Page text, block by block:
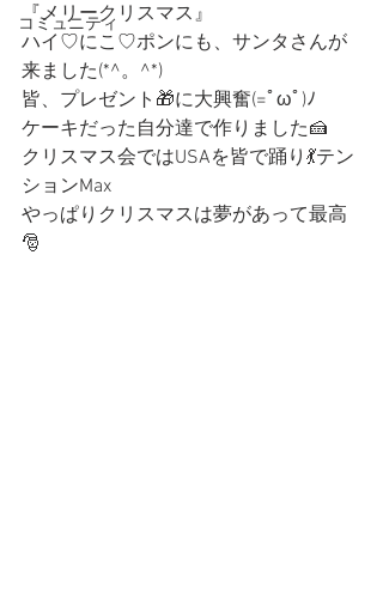
コミュニティ
『メリークリスマス』
ハイ♡にこ♡ポンにも、サンタさんが
来ました(*^。^*)
皆、プレゼント🎁に大興奮(=ﾟωﾟ)ﾉ
ケーキだった自分達で作りました🍰
クリスマス会ではUSAを皆で踊り💃テン
ションMax
やっぱりクリスマスは夢があって最高
🎅